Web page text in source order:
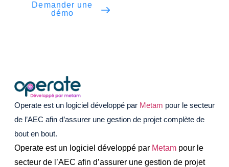
Demander une
démo
Operate est un logiciel développé par Metam pour le secteur
de l’AEC afin d’assurer une gestion de projet complète de
bout en bout.
Operate est un logiciel développé par Metam pour le
secteur de l’AEC afin d’assurer une gestion de projet